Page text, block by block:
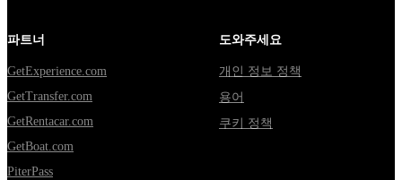
파트너
GetExperience.com
GetTransfer.com
GetRentacar.com
GetBoat.com
PiterPass
도와주세요
개인 정보 정책
용어
쿠키 정책